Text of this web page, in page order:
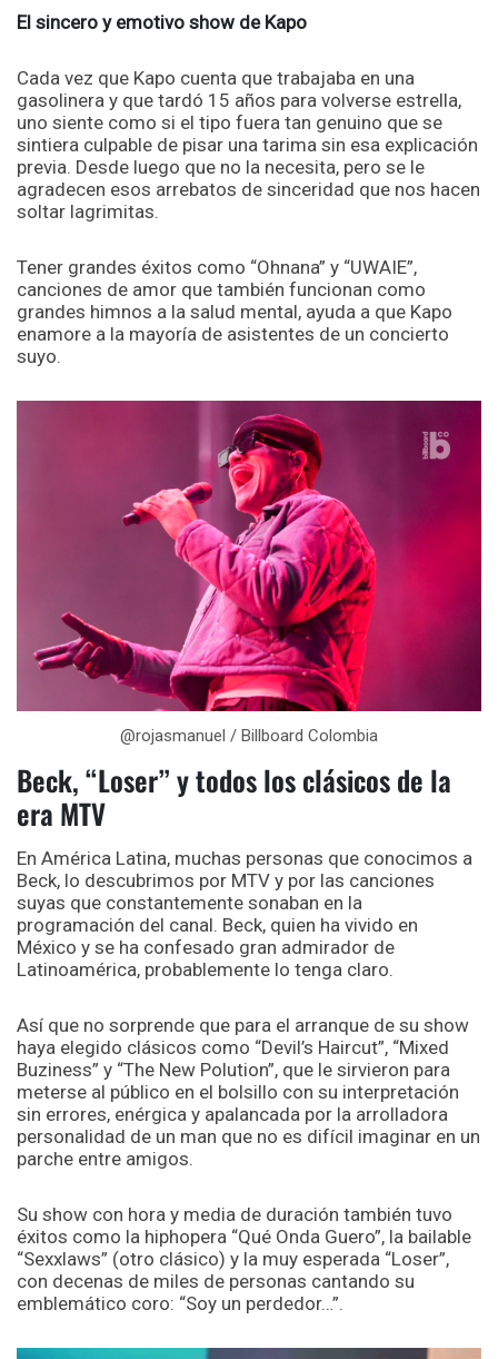
El sincero y emotivo show de Kapo
Cada vez que Kapo cuenta que trabajaba en una
gasolinera y que tardó 15 años para volverse estrella,
uno siente como si el tipo fuera tan genuino que se
sintiera culpable de pisar una tarima sin esa explicación
previa. Desde luego que no la necesita, pero se le
agradecen esos arrebatos de sinceridad que nos hacen
soltar lagrimitas.
Tener grandes éxitos como “Ohnana” y “UWAIE”,
canciones de amor que también funcionan como
grandes himnos a la salud mental, ayuda a que Kapo
enamore a la mayoría de asistentes de un concierto
suyo.
@rojasmanuel / Billboard Colombia
Beck, “Loser” y todos los clásicos de la
era MTV
En América Latina, muchas personas que conocimos a
Beck, lo descubrimos por MTV y por las canciones
suyas que constantemente sonaban en la
programación del canal. Beck, quien ha vivido en
México y se ha confesado gran admirador de
Latinoamérica, probablemente lo tenga claro.
Así que no sorprende que para el arranque de su show
haya elegido clásicos como “Devil’s Haircut”, “Mixed
Buziness” y “The New Polution”, que le sirvieron para
meterse al público en el bolsillo con su interpretación
sin errores, enérgica y apalancada por la arrolladora
personalidad de un man que no es difícil imaginar en un
parche entre amigos.
Su show con hora y media de duración también tuvo
éxitos como la hiphopera “Qué Onda Guero”, la bailable
“Sexxlaws” (otro clásico) y la muy esperada “Loser”,
con decenas de miles de personas cantando su
emblemático coro: “Soy un perdedor…”.